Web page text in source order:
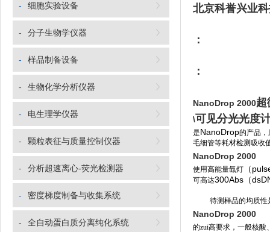
- 细胞实验设备
- 分子生物学仪器
- 样品制备设备
- 生物化学分析仪器
- 电生理学仪器
- 颗粒表征与质量控制仪器
- 分析超速离心-荧光检测器
- 密度梯度制备与收集系统
- 全自动蛋白质分离纯化系统
北京科誉兴业
：
：
NanoDrop 2000超
\可见分光光度
是NanoDrop的产品，
毛细管等耗材检测吸收
NanoDrop 2000
使用高能量氙灯 （
可高达300Abs（
待测样品的均质性
NanoDrop 2000
的zui高要求，一般核酸